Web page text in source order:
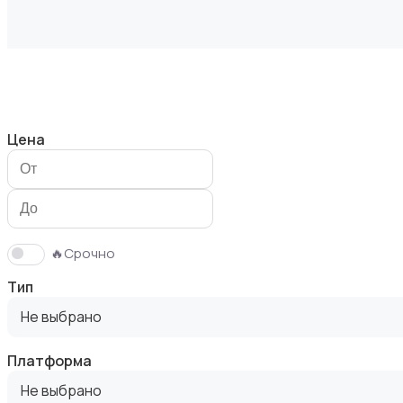
Игровые приставки
Игры для приставок и ПК
Цена
🔥Срочно
Тип
Не выбрано
Платформа
Не выбрано